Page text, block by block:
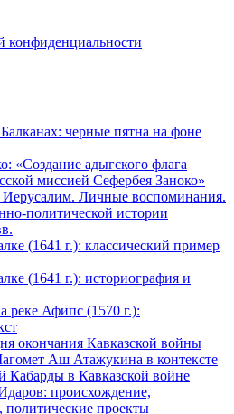
конфиденциальности
черные пятна на фоне
«Создание адыгского флага
миссией Сефербея Заноко»
Личные воспоминания.
политической истории
(1641 г.): классический пример
(1641 г.): историография и
реке Афипс (1570 г.):
окончания Кавказской войны
Аш Атажукина в контексте
Кабарды в Кавказской войне
происхождение,
политические проекты